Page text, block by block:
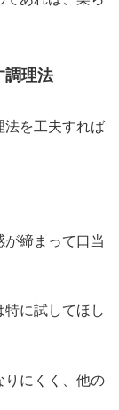
調理法
法を工夫すれば
締まって口当
に試してほし
りにくく、他の